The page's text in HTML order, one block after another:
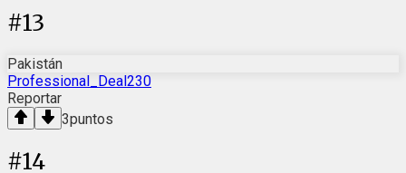
#13
Pakistán
Professional_Deal230
Reportar
3puntos
#14